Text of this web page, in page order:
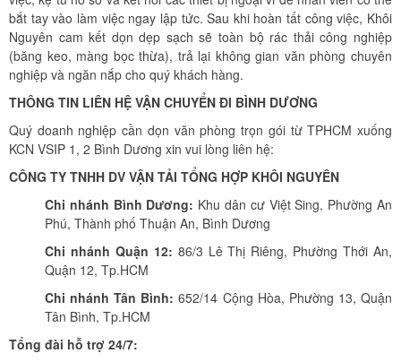
bắt tay vào làm việc ngay lập tức. Sau khi hoàn tất công việc, Khôi
Nguyên cam kết dọn dẹp sạch sẽ toàn bộ rác thải công nghiệp
(băng keo, màng bọc thừa), trả lại không gian văn phòng chuyên
nghiệp và ngăn nắp cho quý khách hàng.
THÔNG TIN LIÊN HỆ VẬN CHUYỂN ĐI BÌNH DƯƠNG
Quý doanh nghiệp cần dọn văn phòng trọn gói từ TPHCM xuống
KCN VSIP 1, 2 Bình Dương xin vui lòng liên hệ:
CÔNG TY TNHH DV VẬN TẢI TỔNG HỢP KHÔI NGUYÊN
Chi nhánh Bình Dương: Khu dân cư Việt Sing, Phường An
Phú, Thành phố Thuận An, Bình Dương
Chi nhánh Quận 12: 86/3 Lê Thị Riêng, Phường Thới An,
Quận 12, Tp.HCM
Chi nhánh Tân Bình: 652/14 Cộng Hòa, Phường 13, Quận
Tân Bình, Tp.HCM
Tổng đài hỗ trợ 24/7: